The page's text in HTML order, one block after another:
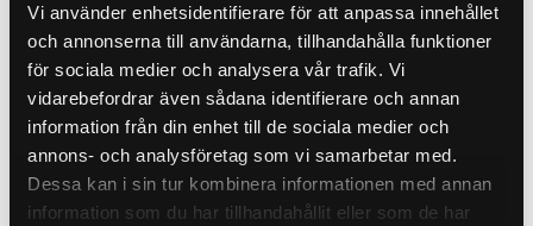
Vi använder enhetsidentifierare för att anpassa innehållet
och annonserna till användarna, tillhandahålla funktioner
för sociala medier och analysera vår trafik. Vi
vidarebefordrar även sådana identifierare och annan
information från din enhet till de sociala medier och
annons- och analysföretag som vi samarbetar med.
Dessa kan i sin tur kombinera informationen med annan
information som du har tillhandahållit eller som de har
Pris exkl. 396.00
Köp
Pris exkl. 58.90
Köp